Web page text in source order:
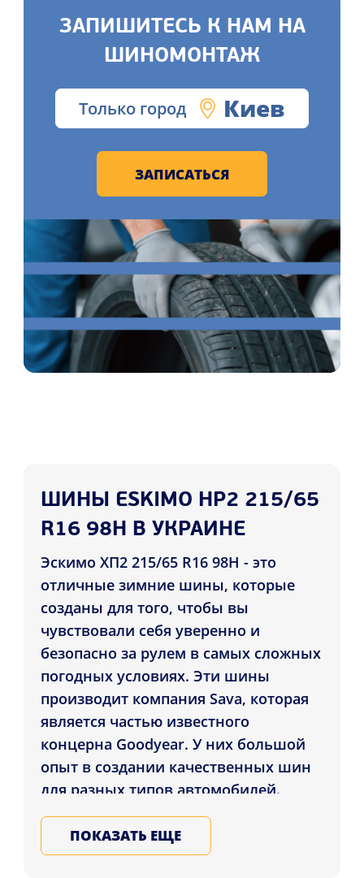
ЗАПИШИТЕСЬ К НАМ НА
ШИНОМОНТАЖ
Только город Киев
ЗАПИСАТЬСЯ
ШИНЫ ESKIMO HP2 215/65
R16 98H В УКРАИНЕ
Эскимо ХП2 215/65 R16 98H - это
отличные зимние шины, которые
созданы для того, чтобы вы
чувствовали себя уверенно и
безопасно за рулем в самых сложных
погодных условиях. Эти шины
производит компания Sava, которая
является частью известного
концерна Goodyear. У них большой
опыт в создании качественных шин
для разных типов автомобилей.
При разработке Eskimo HP2 215/65
R16 98H были использованы самые
ПОКАЗАТЬ ЕЩЕ